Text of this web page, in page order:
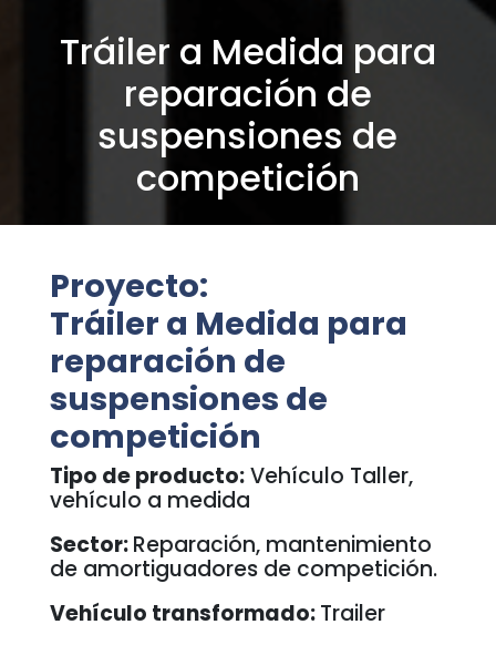
Tráiler a Medida para
reparación de
suspensiones de
competición
Proyecto:
Tráiler a Medida para
reparación de
suspensiones de
competición
Tipo de producto:Vehículo Taller,
vehículo a medida
Sector:Reparación, mantenimiento
de amortiguadores de competición.
Vehículo transformado:Trailer